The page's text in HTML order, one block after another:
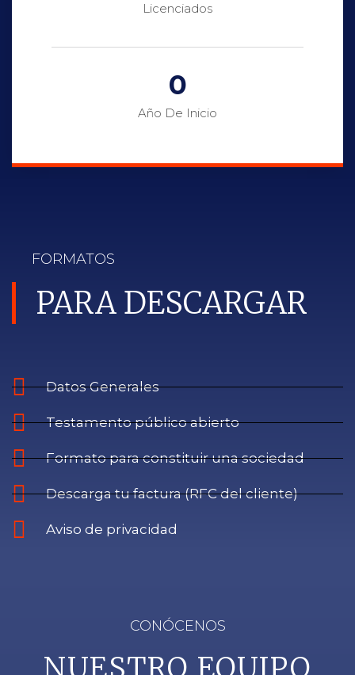
Licenciados
Año De Inicio
0
FORMATOS
PARA DESCARGAR
Datos Generales
Testamento público abierto
Formato para constituir una sociedad
Descarga tu factura (RFC del cliente)
Aviso de privacidad
CONÓCENOS